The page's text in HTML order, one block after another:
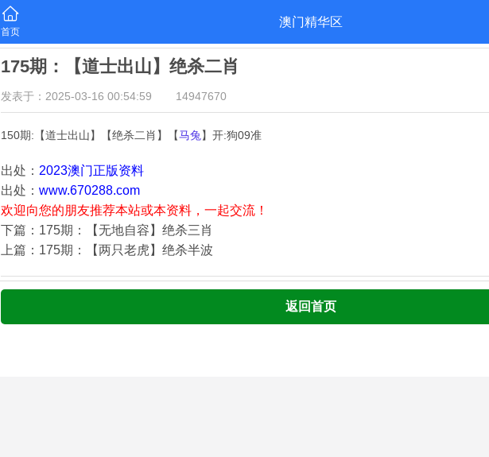
首页
澳门精华区
175期：【道士出山】绝杀二肖
发表于：2025-03-16 00:54:59 14947670
150期:【道士出山】【绝杀二肖】【马兔 】开:狗09准
出处： 2023澳门正版资料
出处： www.670288.com
欢迎向您的朋友推荐本站或本资料，一起交流！
下篇：175期：【无地自容】绝杀三肖
上篇：175期：【两只老虎】绝杀半波
返回首页